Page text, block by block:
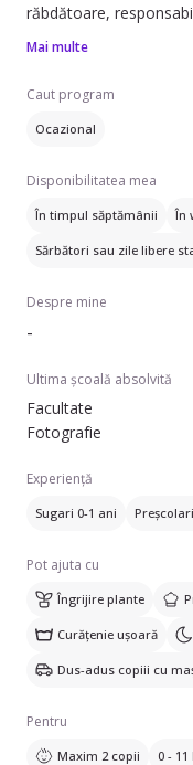
răbdătoare,
Mai multe
Caut program
Ocazional
Disponibilitatea mea
În timpul săptămânii În
Sărbători sau zile libere
Despre mine
-
Ultima școală absolvită
Facultate
Fotografie
Experiență
Sugari 0-1 ani
Pot ajuta cu
Îngrijire plante
Curățenie ușoară
Dus-adus copiii cu
Pentru
Maxim 2 copii 0 -